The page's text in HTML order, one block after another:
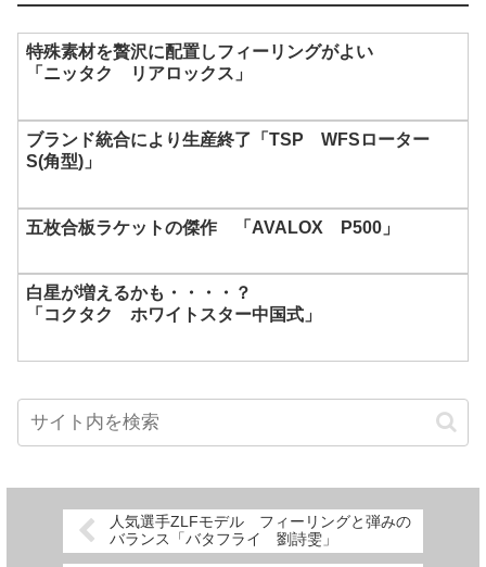
特殊素材を贅沢に配置しフィーリングがよい
「ニッタク リアロックス」
ブランド統合により生産終了「TSP WFSローター
S(角型)」
五枚合板ラケットの傑作 「AVALOX P500」
白星が増えるかも・・・・？
「コクタク ホワイトスター中国式」
人気選手ZLFモデル フィーリングと弾みの
バランス「バタフライ 劉詩雯」